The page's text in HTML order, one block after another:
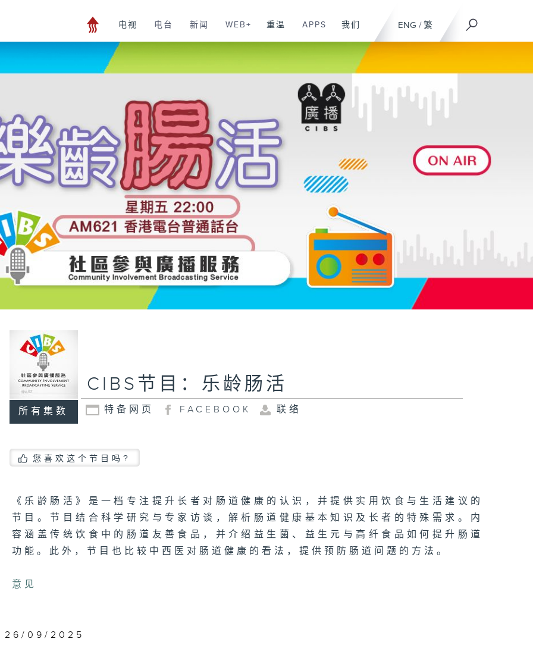
ENG / 繁
电视 电台 新闻 WEB+ 重温 APPS 我们
所有集数
CIBS节目：乐龄肠活
特备网页 FACEBOOK 联络
您喜欢这个节目吗?
《乐龄肠活》是一档专注提升长者对肠道健康的认识，并提供实用饮食与生活建议的
节目。节目结合科学研究与专家访谈，解析肠道健康基本知识及长者的特殊需求。内
容涵盖传统饮食中的肠道友善食品，并介绍益生菌、益生元与高纤食品如何提升肠道
功能。此外，节目也比较中西医对肠道健康的看法，提供预防肠道问题的方法。
意见
26/09/2025